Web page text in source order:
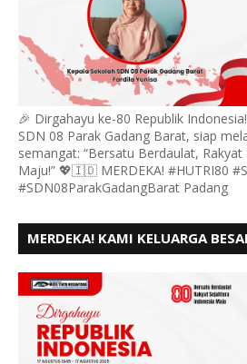
🎉 Dirgahayu ke-80 Republik
SDN 08 Parak Gadang Barat, siap
semangat: “Bersatu Berdaulat,
Maju!” 💖🇮🇩 MERDEKA! #HUTRI80
#SDN08ParakGadangBarat Padang
MERDEKA! KAMI KELUARGA